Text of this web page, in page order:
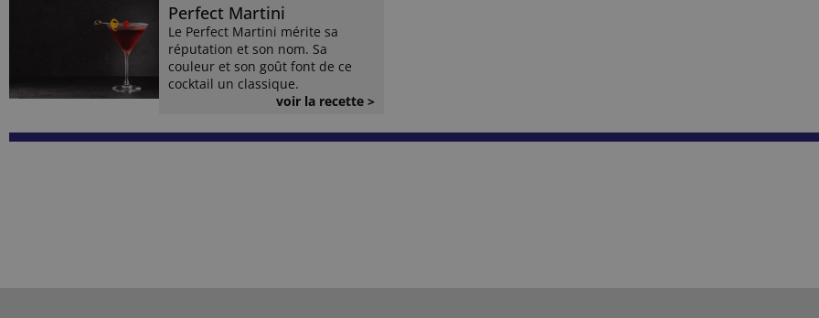
Perfect Martini
Le Perfect Martini mérite sa
réputation et son nom. Sa
couleur et son goût font de ce
cocktail un classique.
voir la recette >